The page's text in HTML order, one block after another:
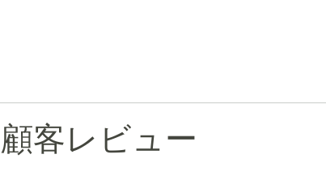
顧客レビュー